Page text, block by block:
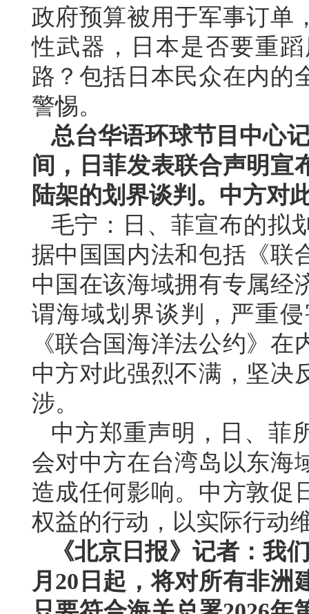
政府预算被用于军事订单
性武器，日本是否要重
路？包括日本民众在内的
警惕。
总台华语环球节目中心
间，日菲发表联合声明宣
陆架的划界谈判。中方对
毛宁：日、菲宣布的拟
据中国国内法和包括《联
中国在该海域拥有专属经
谓海域划界谈判，严重
《联合国海洋法公约》
中方对此强烈不满，坚决
涉。
中方郑重声明，日、菲
会对中方在台湾岛以东海
造成任何影响。中方敦促
权益的行动，以实际行动
《北京日报》记者：我
月20日起，将对所有非洲